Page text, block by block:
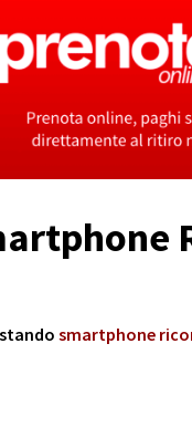
smartphone